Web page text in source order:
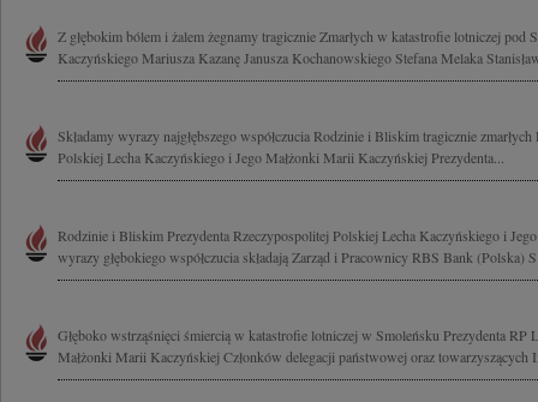
Z głębokim bólem i żalem żegnamy tragicznie Zmarłych w katastrofie lotniczej pod
Kaczyńskiego Mariusza Kazanę Janusza Kochanowskiego Stefana Melaka
Składamy wyrazy najgłębszego współczucia Rodzinie i Bliskim tragicznie
Polskiej Lecha Kaczyńskiego i Jego Małżonki Marii Kaczyńskiej Prezydenta...
Rodzinie i Bliskim Prezydenta Rzeczypospolitej Polskiej Lecha Kaczyńskiego i
wyrazy głębokiego współczucia składają Zarząd i Pracownicy RBS Bank (Polska)
Głęboko wstrząśnięci śmiercią w katastrofie lotniczej w Smoleńsku Prezydenta RP
Małżonki Marii Kaczyńskiej Członków delegacji państwowej oraz towarzyszących